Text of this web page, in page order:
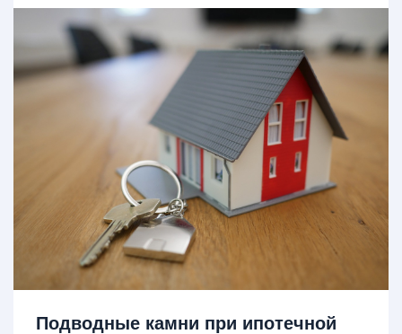
Подводные камни при ипотечной